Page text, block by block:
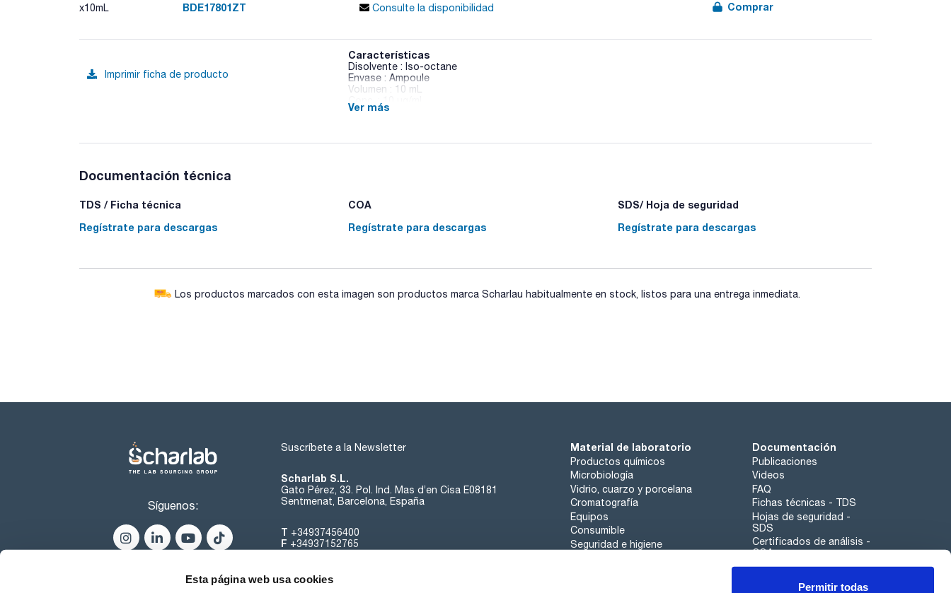
Esta página web usa cookies
Permitir todas
x10mL BDE17801ZT Consulte la disponibilidad Comprar
Imprimir ficha de producto
Características
Disolvente : Iso-octane
Envase : Ampoule
Volumen : 10 mL
Ver más
Documentación técnica
TDS / Ficha técnica
Regístrate para descargas
COA
Regístrate para descargas
SDS/ Hoja de seguridad
Regístrate para descargas
Los productos marcados con esta imagen son productos marca Scharlau habitualmente en stock, listos para una entrega inmediata.
Síguenos:
Suscríbete a la Newsletter
Scharlab S.L.
Gato Pérez, 33. Pol. Ind. Mas d’en Cisa E08181
Sentmenat, Barcelona, España
T +34937456400
F +34937152765
Material de laboratorio
Productos químicos
Microbiología
Vidrio, cuarzo y porcelana
Cromatografía
Equipos
Consumible
Seguridad e higiene
Documentación
Publicaciones
Videos
FAQ
Fichas técnicas - TDS
Hojas de seguridad -
SDS
Certificados de análisis -
COA
Aplicaciones